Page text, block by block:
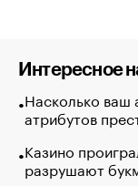
Интересное
Насколько ваш
атрибутов
Казино
разрушают